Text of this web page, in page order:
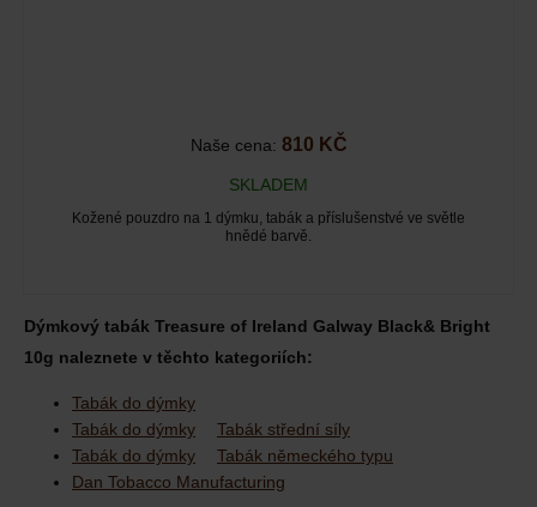
Naše cena: 810 KČ
SKLADEM
Kožené pouzdro na 1 dýmku, tabák a příslušenstvé ve světle
hnědé barvě.
Dýmkový tabák Treasure of Ireland Galway Black& Bright
10g naleznete v těchto kategoriích:
Tabák do dýmky
Tabák do dýmky
Tabák střední síly
Tabák do dýmky
Tabák německého typu
Dan Tobacco Manufacturing